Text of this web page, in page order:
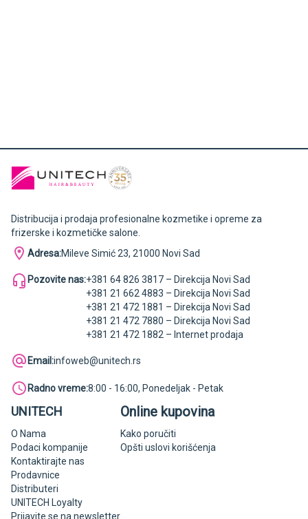
Distribucija i prodaja profesionalne kozmetike i opreme za
frizerske i kozmetičke salone.
Adresa:Mileve Simić 23, 21000 Novi Sad
Pozovite nas:+381 64 826 3817 – Direkcija Novi Sad
+381 21 662 4883 – Direkcija Novi Sad
+381 21 472 1881 – Direkcija Novi Sad
+381 21 472 7880 – Direkcija Novi Sad
+381 21 472 1882 – Internet prodaja
Email:infoweb@unitech.rs
Radno vreme:8:00 - 16:00, Ponedeljak - Petak
UNITECH
O Nama
Podaci kompanije
Kontaktirajte nas
Prodavnice
Distributeri
UNITECH Loyalty
Prijavite se na newsletter
Online kupovina
Kako poručiti
Opšti uslovi korišćenja